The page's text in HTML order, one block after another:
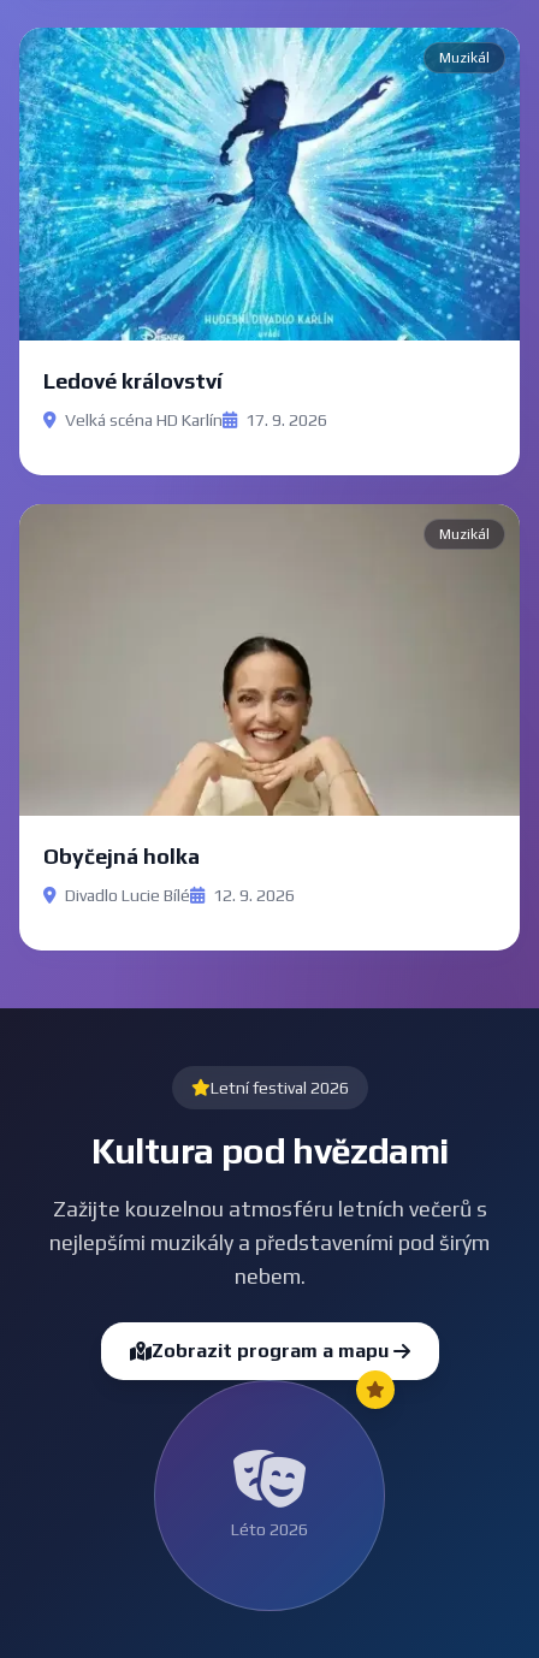
Muzikál
Ledové království
Velká scéna HD Karlín 17. 9. 2026
Muzikál
Obyčejná holka
Divadlo Lucie Bílé 12. 9. 2026
Letní festival 2026
Kultura pod hvězdami
Zažijte kouzelnou atmosféru letních večerů s
nejlepšími muzikály a představeními pod širým
nebem.
Zobrazit program a mapu
Léto 2026